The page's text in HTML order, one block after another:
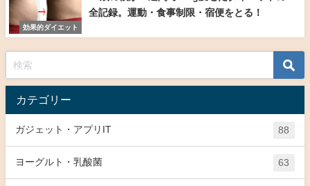
効果的ダイエット
全記録。運動・食事制限・宿便をとる！
カテゴリー
ガジェット・アプリIT 88
ヨーグルト・乳酸菌 63